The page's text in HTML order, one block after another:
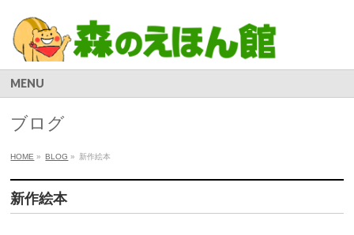
MENU
ブログ
HOME » BLOG » 新作絵本
新作絵本